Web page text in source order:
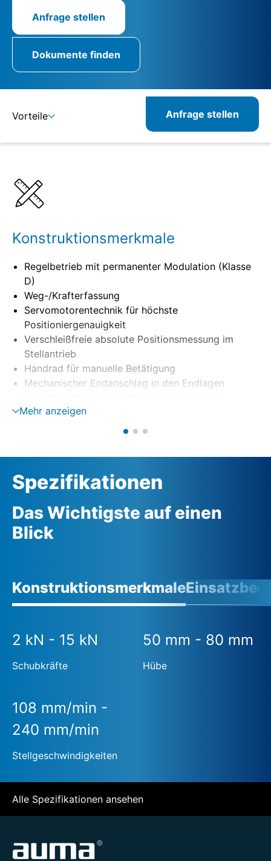
Anfrage stellen
Dokumente finden
Vorteile Anfrage stellen
Konstruktionsmerkmale
Regelbetrieb mit permanenter Modulation (Klasse
D)
Weg-/Krafterfassung
Servomotorentechnik für höchste
Positioniergenauigkeit
Verschleißfreie absolute Positionsmessung im
Stellantrieb
Handrad für manuelle Betätigung
Mechanischer Endanschlag in den Endlagen
elektrischen Anschlussraum
Mehr anzeigen
Spezifikationen
Das Wichtigste auf einen
Blick
Konstruktionsmerkmale
2 kN - 15 kN
Schubkräfte
50 mm - 80 mm
Hübe
108 mm/min -
240 mm/min
Stellgeschwindigkeiten
Alle Spezifikationen ansehen